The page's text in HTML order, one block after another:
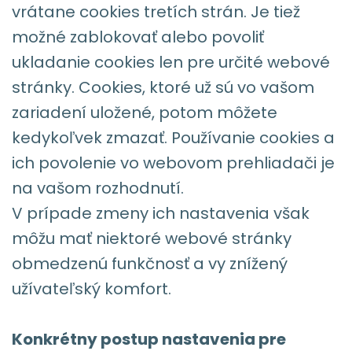
vrátane cookies tretích strán. Je tiež
možné zablokovať alebo povoliť
ukladanie cookies len pre určité webové
stránky. Cookies, ktoré už sú vo vašom
zariadení uložené, potom môžete
kedykoľvek zmazať. Používanie cookies a
ich povolenie vo webovom prehliadači je
na vašom rozhodnutí.
V prípade zmeny ich nastavenia však
môžu mať niektoré webové stránky
obmedzenú funkčnosť a vy znížený
užívateľský komfort.
Konkrétny postup nastavenia pre